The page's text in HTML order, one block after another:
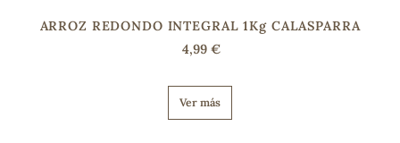
ARROZ REDONDO INTEGRAL 1Kg CALASPARRA
4,99 €
Ver más